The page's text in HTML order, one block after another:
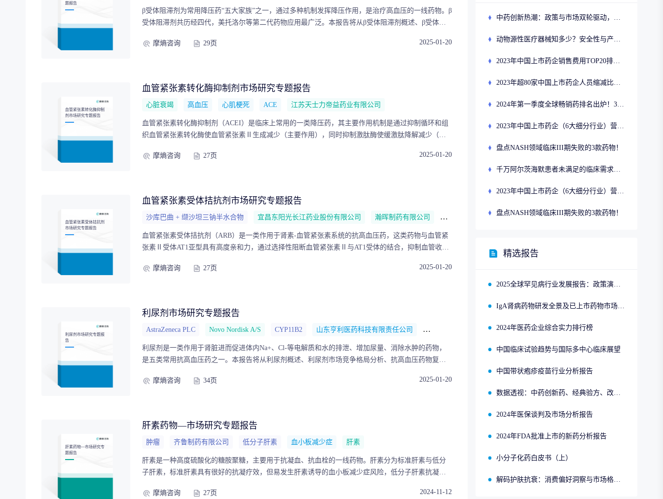
题报告
β受体阻滞剂为常用降压药“五大家族”之一，通过多种机制发挥降压作用，是治疗高血压的一线药物。β
受体阻滞剂共历经四代，美托洛尔等第二代药物应用最广泛。本报告将从β受体阻滞剂概述、β受体阻
的现状和未来趋势提供了深入的视角。
摩熵咨询 29页 2025-01-20
血管紧张素转化酶抑制
剂市场研究专题报告
血管紧张素转化酶抑制剂市场研究专题报告
心脏衰竭 高血压 心肌梗死 ACE 江苏天士力帝益药业有限公司
血管紧张素转化酶抑制剂（ACEI）是临床上常用的一类降压药，其主要作用机制是通过抑制循环和组
织血管紧张素转化酶使血管紧张素Ⅱ生成减少（主要作用），同时抑制激肽酶使缓激肽降解减少（次
心力衰竭、心肌梗死等疾病。本报告将从血管紧张素转化酶抑制剂概述和血管紧张素转化酶抑制剂市
摩熵咨询 27页 2025-01-20
血管紧张素受体拮抗剂
市场研究专题报告
血管紧张素受体拮抗剂市场研究专题报告
沙库巴曲 + 缬沙坦三钠半水合物 宜昌东阳光长江药业股份有限公司 瀚晖制药有限公司 Angiotensin receptor 湖南千金湘江药业股份有限公司
血管紧张素受体拮抗剂（ARB）是一类作用于肾素-血管紧张素系统的抗高血压药，这类药物与血管紧
张素Ⅱ受体AT1亚型具有高度亲和力，通过选择性阻断血管紧张素Ⅱ与AT1受体的结合，抑制血管收
从血管紧张素受体拮抗剂概述和血管紧张素受体拮抗剂市场竞争格局分析两大方面进行全面分析，为
摩熵咨询 27页 2025-01-20
利尿剂市场研究专题报
告
利尿剂市场研究专题报告
AstraZeneca PLC Novo Nordisk A/S CYP11B2 山东亨利医药科技有限责任公司 KBP-5074片
利尿剂是一类作用于肾脏进而促进体内Na+、Cl-等电解质和水的排泄、增加尿量、消除水肿的药物，
是五类常用抗高血压药之一。本报告将从利尿剂概述、利尿剂市场竞争格局分析、抗高血压药物复方
来趋势提供了深入的视角。
摩熵咨询 34页 2025-01-20
肝素药物—市场研究专
题报告
肝素药物—市场研究专题报告
肿瘤 齐鲁制药有限公司 低分子肝素 血小板减少症 肝素
肝素是一种高度硫酸化的糖胺聚糖，主要用于抗凝血、抗血栓的一线药物。肝素分为标准肝素与低分
子肝素，标准肝素具有很好的抗凝疗效，但易发生肝素诱导的血小板减少症风险，低分子肝素抗凝作
类、肝素药物市场竞争格局和肝素药物市场趋势三大方面进行全面分析，为理解中国肝素药物市场的
摩熵咨询 27页 2024-11-12
中药创新热潮：政策与市场双轮驱动，经典名方制剂注册申请激增
动物源性医疗器械知多少？安全性与产业链深度剖析
2023年中国上市药企销售费用TOP20排名公布！
2023年超80家中国上市药企人员缩减比例超10%，微创、嘉和锐减，绿叶、爱博逆势倍增！
2024年第一季度全球畅销药排名出炉！38款药物销售额超10亿美元
2023年中国上市药企（6大细分行业）营业收入排名TOP10公布！
盘点NASH领域临床III期失败的3款药物！
千万阿尔茨海默患者未满足的临床需求，润佳医药、恒瑞医药等国内企业争相入局！
2023年中国上市药企（6大细分行业）营业收入排名TOP10公布！
盘点NASH领域临床III期失败的3款药物！
精选报告
2025全球罕见病行业发展报告：政策演进、市场趋势与领先企业布局
IgA肾病药物研发全景及已上市药物市场竞争格局报告
2024年医药企业综合实力排行榜
中国临床试验趋势与国际多中心临床展望
中国带状疱疹疫苗行业分析报告
数据透视：中药创新药、经典验方、改良型新药、同名同方的申报、获批、销售情况
2024年医保谈判及市场分析报告
2024年FDA批准上市的新药分析报告
小分子化药白皮书（上）
解码护肤抗衰：消费偏好洞察与市场格局分析